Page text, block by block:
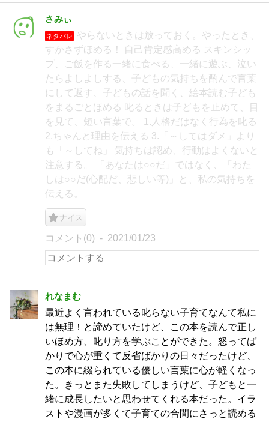
さみぃ
ネタバレ
やらないときは放っておく。やったとき、
すかさずほめる！ 自己肯定感高める スキンシッ
プ、ご飯を作る一緒に食べる、一緒に遊ぶ、泣い
たらよしよしする、子どもの気持ちを酌んで言葉
にして返す、子どもの話を聞く、絵本読む子ども
をまるごとほめる 叱るときは子どもを止めて、目
を見て、短い言葉で。 1.人格だはなく行為を叱る
2.ちゃんと理由を伝える 3.「～してはダメ」より
も「～してね」 気持ちは認め、行動はよくないと
注意する。 「あなたは○○だ」ではなく、「わた
しは○○だ(心配だ、悲しい等)」と、私の気持ちを
伝える。
ナイス
コメント(0) 2021/01/23
れなまむ
最近よく言われている叱らない子育てなんて私に
は無理！と諦めていたけど、この本を読んで正し
いほめ方、叱り方を学ぶことができた。怒ってば
かりで心が重くて反省ばかりの日々だったけど、
この本に綴られている優しい言葉に心が軽くなっ
た。きっとまた失敗してしまうけど、子どもと一
緒に成長したいと思わせてくれる本だった。イラ
ストや漫画が多くて子育ての合間にさっと読める